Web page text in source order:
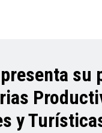
su
y